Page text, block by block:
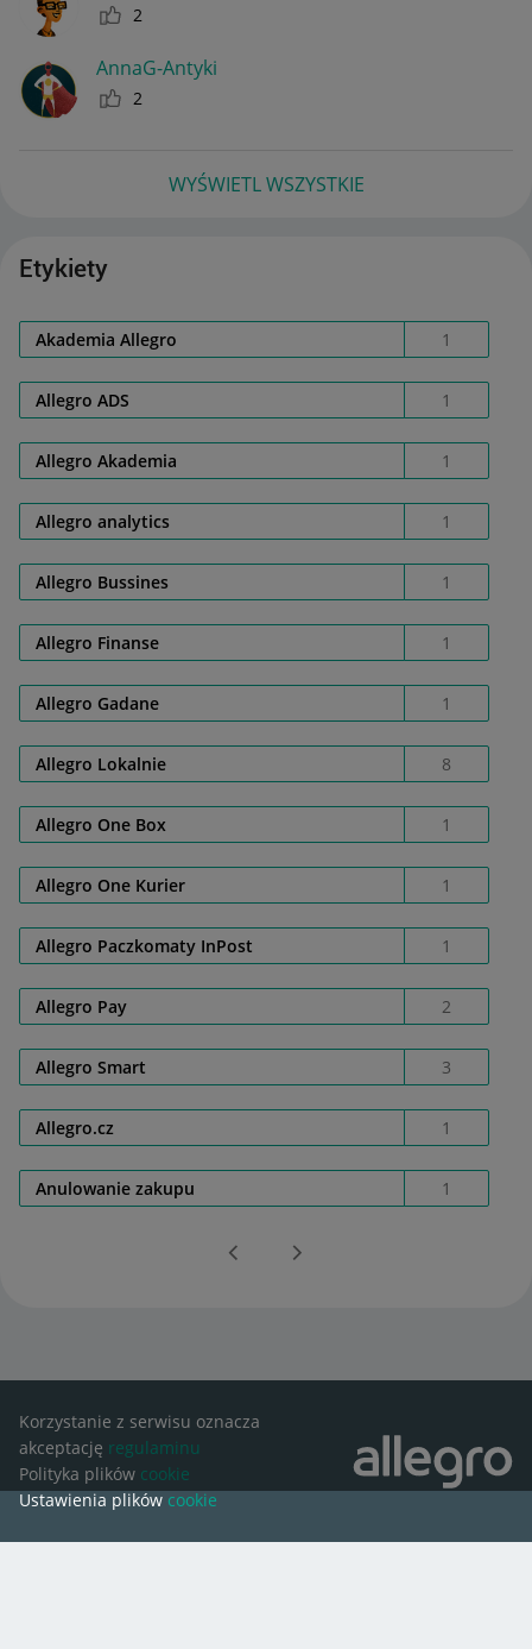
2
AnnaG-Antyki
2
WYŚWIETL WSZYSTKIE
Etykiety
Akademia Allegro 1
Allegro ADS 1
Allegro Akademia 1
Allegro analytics 1
Allegro Bussines 1
Allegro Finanse 1
Allegro Gadane 1
Allegro Lokalnie 8
Allegro One Box 1
Allegro One Kurier 1
Allegro Paczkomaty InPost 1
Allegro Pay 2
Allegro Smart 3
Allegro.cz 1
Anulowanie zakupu 1
Korzystanie z serwisu oznacza
akceptację regulaminu
Polityka plików cookie
Ustawienia plików cookie